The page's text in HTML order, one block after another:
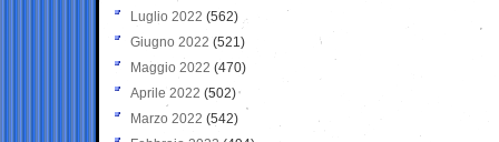
Luglio 2022 (562)
Giugno 2022 (521)
Maggio 2022 (470)
Aprile 2022 (502)
Marzo 2022 (542)